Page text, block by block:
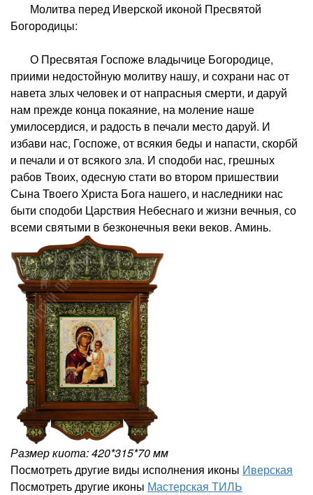
Молитва перед Иверской иконой Пресвятой
Богородицы:
О Пресвятая Госпоже владычице Богородице,
приими недостойную молитву нашу, и сохрани нас от
навета злых человек и от напрасныя смерти, и даруй
нам прежде конца покаяние, на моление наше
умилосердися, и радость в печали место даруй. И
избави нас, Госпоже, от всякия беды и напасти, скорбй
и печали и от всякого зла. И сподоби нас, грешных
рабов Твоих, одесную стати во втором пришествии
Сына Твоего Христа Бога нашего, и наследники нас
быти сподоби Царствия Небеснаго и жизни вечныя, со
всеми святыми в безконечныя веки веков. Аминь.
Размер киота: 420*315*70 мм
Посмотреть другие виды исполнения иконы Иверская
Посмотреть другие иконы Мастерская ТИЛЬ